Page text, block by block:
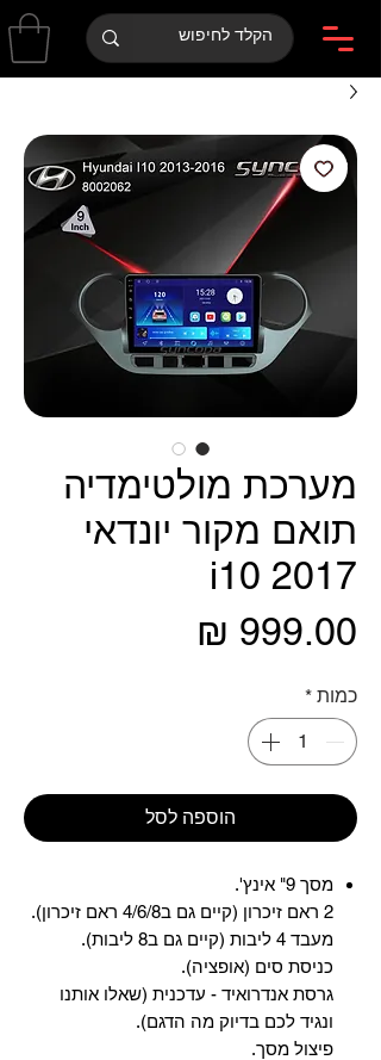
מערכת מולטימדיה
תואם מקור יונדאי
i10 2017
כמות *
הוספה לסל
מסך 9" אינץ'.
2 ראם זיכרון (קיים גם ב4/6/8 ראם זיכרון).
מעבד 4 ליבות (קיים גם ב8 ליבות).
כניסת סים (אופציה).
גרסת אנדרואיד - עדכנית (שאלו אותנו
ונגיד לכם בדיוק מה הדגם).
פיצול מסך.